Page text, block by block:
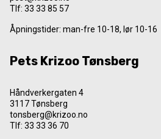
Tlf: 33 33 85 57
Åpningstider: man-fre 10-18, lør 10-16
Pets Krizoo Tønsberg
Håndverkergaten 4
3117 Tønsberg
tonsberg@krizoo.no
Tlf: 33 33 36 70